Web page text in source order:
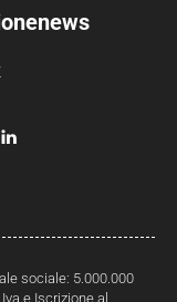
sociale: 5.000.000
e Iscrizione al